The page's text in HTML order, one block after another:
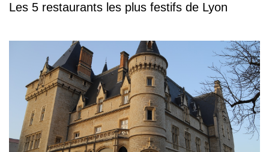
Les 5 restaurants les plus festifs de Lyon